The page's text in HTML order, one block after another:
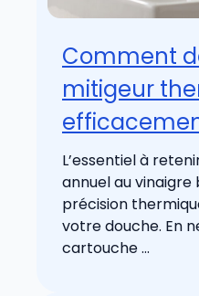
Comment
mitigeur
L’essentiel à
annuel au
précision
votre douche. En
cartouche ...